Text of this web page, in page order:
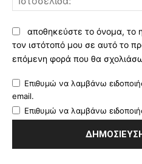
αποθηκεύστε το όνομα, το
τον ιστότοπό μου σε αυτό το
επόμενη φορά που θα
Επιθυμώ να λαμβάνω
email.
Επιθυμώ να λαμβάνω